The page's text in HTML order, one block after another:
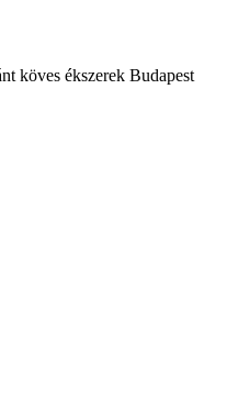
köves ékszerek Budapest